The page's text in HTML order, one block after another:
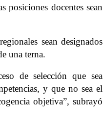
posiciones docentes sean
sean designados
una terna.
de selección que sea
y que no sea el
objetiva”, subrayó